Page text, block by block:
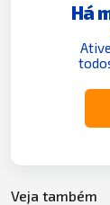
Há
Veja também